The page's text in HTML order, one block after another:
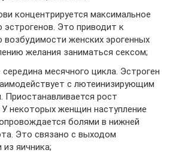
концентрируется максимальное
эстрогенов. Это приводит к
женских эрогенных
желания заниматься сексом;
середина месячного цикла. Эстроген
с лютеинизирующим
Приостанавливается рост
У некоторых женщин наступление
болями в нижней
Это связано с выходом
из яичника;